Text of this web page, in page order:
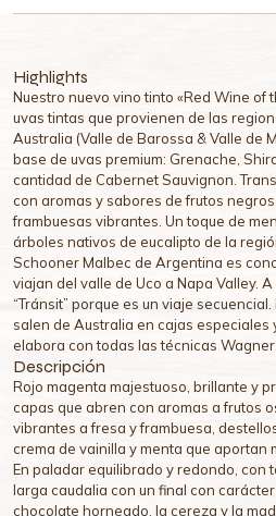
Highlights
Nuestro nuevo vino tinto «Red Wine of
uvas tintas que provienen de las
Australia (Valle de Barossa & Valle de
base de uvas premium: Grenache,
cantidad de Cabernet Sauvignon.
con aromas y sabores de frutos
frambuesas vibrantes. Un toque de
árboles nativos de eucalipto de la
Schooner Malbec de Argentina es
viajan del valle de Uco a Napa Valley.
“Tránsit” porque es un viaje
salen de Australia en cajas especiales
elabora con todas las técnicas Wagner.
Descripción
Rojo magenta majestuoso, brillante y
capas que abren con aromas a frutos
vibrantes a fresa y frambuesa,
crema de vainilla y menta que aportan
En paladar equilibrado y redondo, con
larga caudalia con un final con
chocolate horneado, la cereza y la